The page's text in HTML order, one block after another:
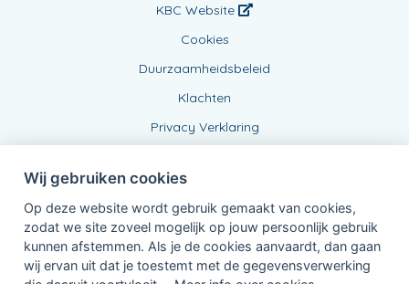
KBC Website
Cookies
Duurzaamheidsbeleid
Klachten
Privacy Verklaring
Verbonden Agent, BE0472698222
Wij gebruiken cookies
Op deze website wordt gebruik gemaakt van cookies,
zodat we site zoveel mogelijk op jouw persoonlijk gebruik
kunnen afstemmen. Als je de cookies aanvaardt, dan gaan
wij ervan uit dat je toestemt met de gegevensverwerking